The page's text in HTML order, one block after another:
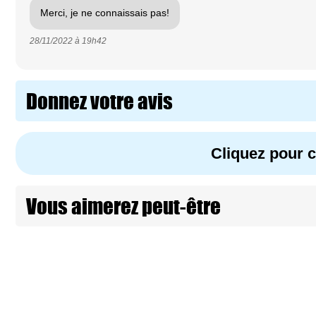
Merci, je ne connaissais pas!
28/11/2022 à 19h42
Donnez votre avis
Cliquez pour
Vous aimerez peut-être